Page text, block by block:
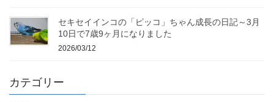
セキセイインコの「ピッコ」ちゃん成長の日記～3月
10日で7歳9ヶ月になりました
2026/03/12
カテゴリー